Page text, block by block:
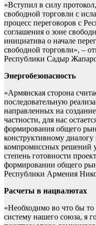
«Вступил в силу
свободной торговли с
процесс переговоров с
соглашения о зоне
инициатива о начале
свободной торговли», –
Республики Садыр
Энергобезопасность
«Армянская сторона
последовательную
направленных на
частности, для нас
формирования общего
конструктивному
компромиссных решений
степень готовности
формировании общего
Республики Армения
Расчеты в нацвалютах
«Необходимо во что бы
систему нашего союза, я